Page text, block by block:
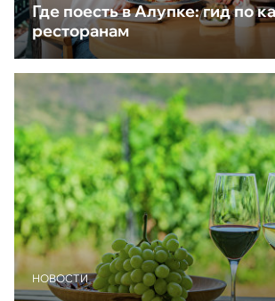
Где поесть в Алупке: гид по
ресторанам
НОВОСТИ